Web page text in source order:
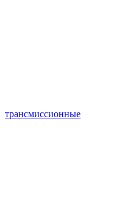
трансмиссионные